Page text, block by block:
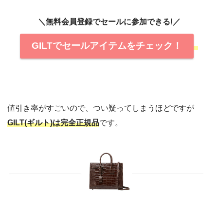
＼無料会員登録でセールに参加できる!／
GILTでセールアイテムをチェック！
値引き率がすごいので、つい疑ってしまうほどですが
GILT(ギルト)は完全正規品です。